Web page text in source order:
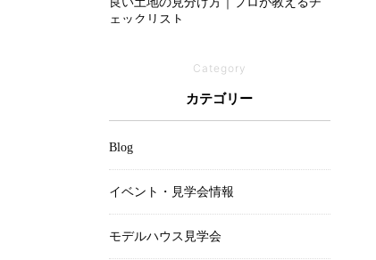
ェックリスト
吹き抜けは寒い？メリットと後悔しな
Category
カテゴリー
Blog
イベント・見学会情報
モデルハウス見学会